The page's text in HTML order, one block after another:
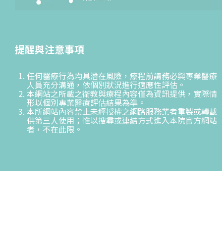
提醒與注意事項
任何醫療行為均具潛在風險，療程前請務必與專業醫療
人員充分溝通，依個別狀況進行適應性評估。
本網站之所載之衛教與療程內容僅為資訊提供，實際情
形以個別專業醫療評估結果為準。
本所網站內容禁止未經授權之網路服務業者重製或轉載
供第三人使用；惟以搜尋或連結方式進入本院官方網站
者，不在此限。